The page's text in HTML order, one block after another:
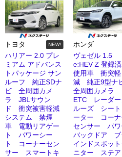
トヨタ NEW!
ハリアー 2.0 プレ
ミアム アドバンス
トパッケージ サン
ルーフ 純正SDナ
ビ 全周囲カメ
ラ JBLサウン
ド 衝突被害軽減
システム 禁煙
車 電動リアゲー
ト パワーシー
ト コーナーセン
サー スマートキ
ホンダ
ヴェゼル 1.5
e:HEV Z 登録
使用車 衝突軽
減 純正9型ナ
全周囲カメラ
ETC レーダー
ルーズ シート
ーター コーナ
センサー パワ
バックドア ブ
インドスポット
ニター ステア